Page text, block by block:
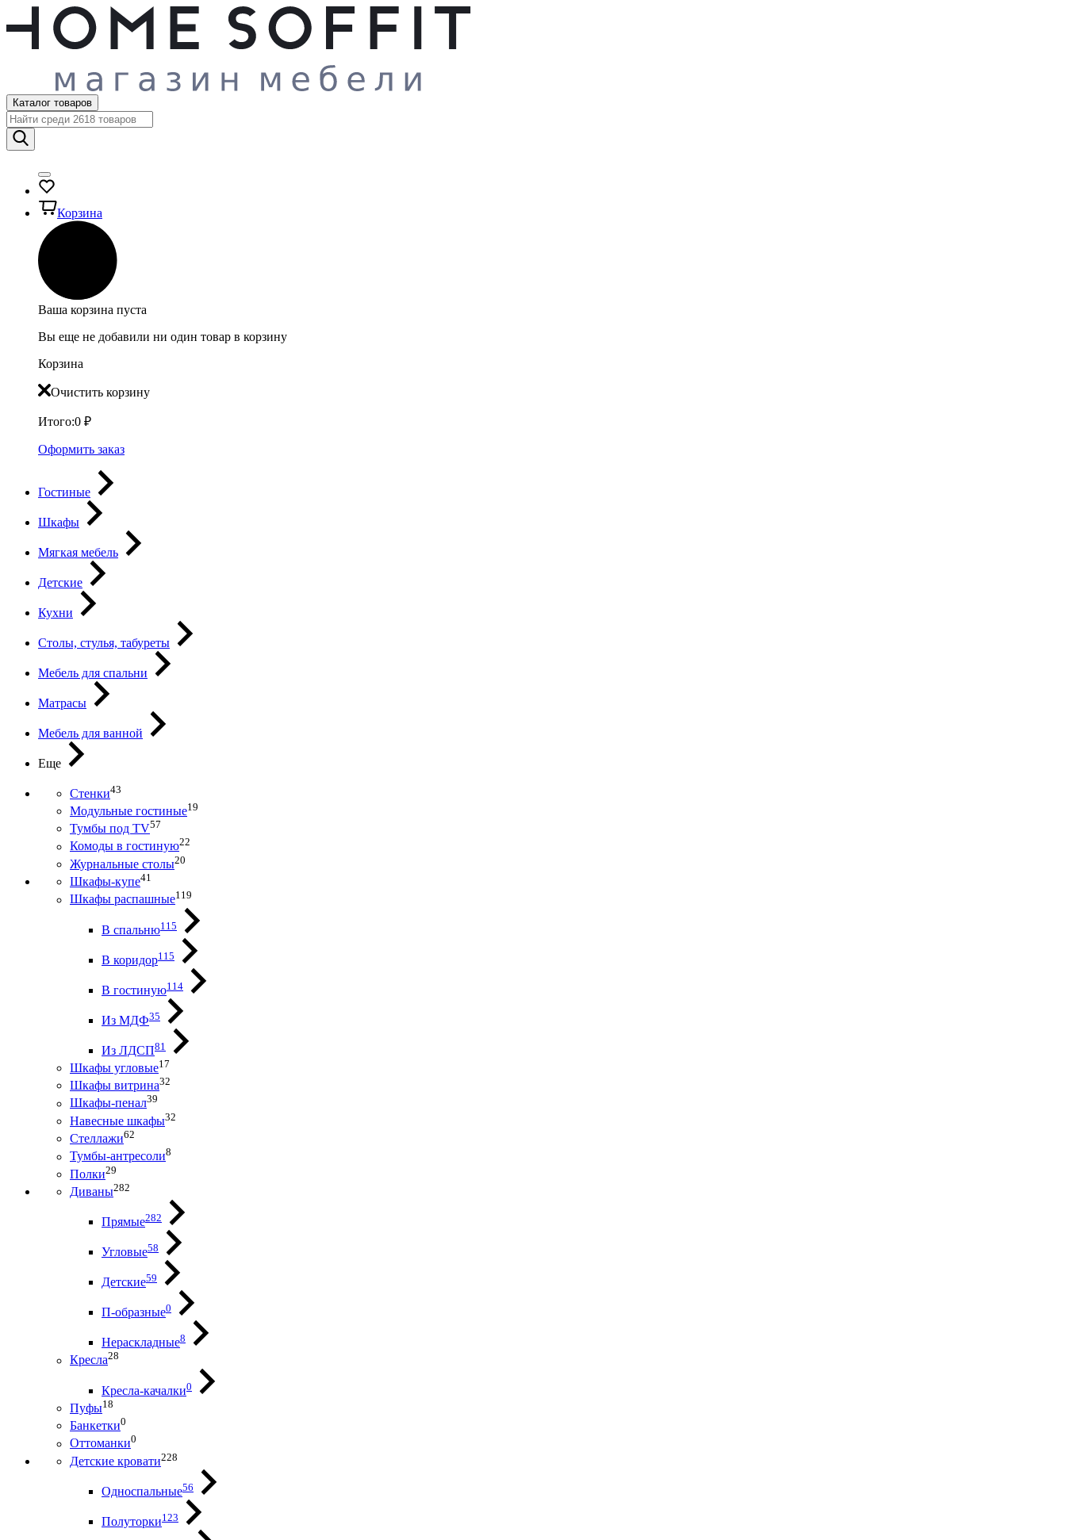
Каталог товаров
Корзина
Ваша корзина пуста
Вы еще не добавили ни один товар в корзину
Корзина
Очистить корзину
Итого:0 ₽
Оформить заказ
Гостиные
Шкафы
Мягкая мебель
Детские
Кухни
Столы, стулья, табуреты
Мебель для спальни
Матрасы
Мебель для ванной
Еще
Стенки43
Модульные гостиные19
Тумбы под ТV57
Комоды в гостиную22
Журнальные столы20
Шкафы-купе41
Шкафы распашные119
В спальню115
В коридор115
В гостиную114
Из МДФ35
Из ЛДСП81
Шкафы угловые17
Шкафы витрина32
Шкафы-пенал39
Навесные шкафы32
Стеллажи62
Тумбы-антресоли8
Полки29
Диваны282
Прямые282
Угловые58
Детские59
П-образные0
Нераскладные8
Кресла28
Кресла-качалки0
Пуфы18
Банкетки0
Оттоманки0
Детские кровати228
Односпальные56
Полуторки123